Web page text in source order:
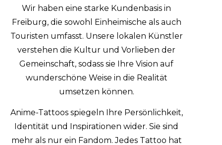
Wir haben eine starke Kundenbasis in
Freiburg, die sowohl Einheimische als auch
Touristen umfasst. Unsere lokalen Künstler
verstehen die Kultur und Vorlieben der
Gemeinschaft, sodass sie Ihre Vision auf
wunderschöne Weise in die Realität
umsetzen können.
Anime-Tattoos spiegeln Ihre Persönlichkeit,
Identität und Inspirationen wider. Sie sind
mehr als nur ein Fandom. Jedes Tattoo hat